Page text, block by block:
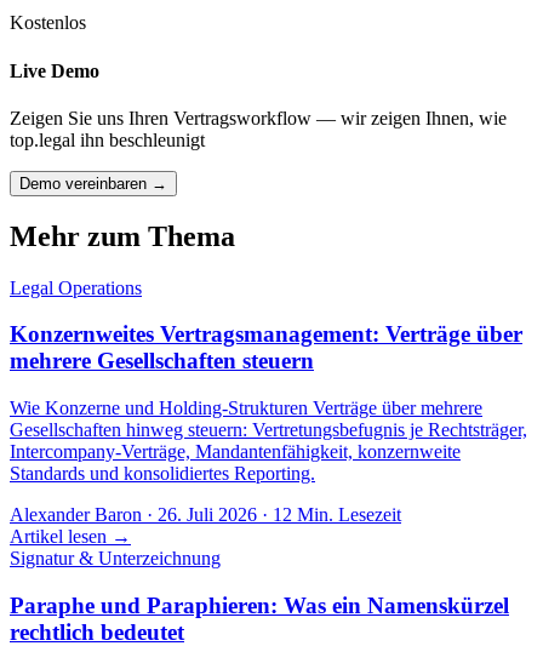
Kostenlos
Live Demo
Zeigen Sie uns Ihren Vertragsworkflow — wir zeigen Ihnen, wie
top.legal ihn beschleunigt
Demo vereinbaren →
Mehr zum Thema
Legal Operations
Konzernweites Vertragsmanagement: Verträge über
mehrere Gesellschaften steuern
Wie Konzerne und Holding-Strukturen Verträge über mehrere
Gesellschaften hinweg steuern: Vertretungsbefugnis je Rechtsträger,
Intercompany-Verträge, Mandantenfähigkeit, konzernweite
Standards und konsolidiertes Reporting.
Alexander Baron · 26. Juli 2026 · 12 Min. Lesezeit
Artikel lesen →
Signatur & Unterzeichnung
Paraphe und Paraphieren: Was ein Namenskürzel
rechtlich bedeutet